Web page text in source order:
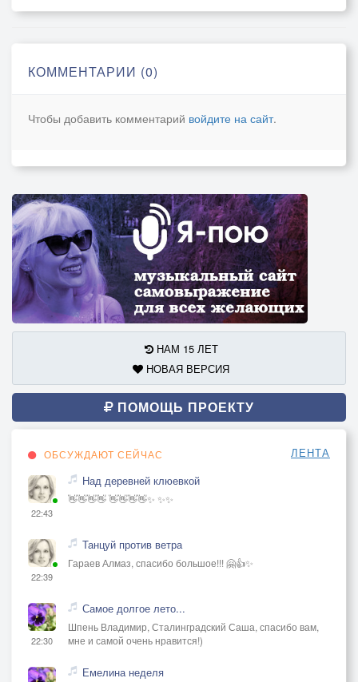
Ты прошел в гробовой тиши,
Свете тихий-святыя славы-
КОММЕНТАРИИ (0)
Чтобы добавить комментарий войдите на сайт.
НАМ 15 ЛЕТ
НОВАЯ ВЕРСИЯ
ПОМОЩЬ ПРОЕКТУ
ОБСУЖДАЮТ СЕЙЧАС ЛЕНТА
22:43
Над деревней клюевкой
👋👋👋👋 👋👋👋👋✨ ✨✨
22:39
Танцуй против ветра
Гараев Алмаз, спасибо большое!!! 🤗👍✨
22:30
Самое долгое лето...
Шпень Владимир, Сталинградский Саша, спасибо вам,
мне и самой очень нравится!)
Емелина неделя